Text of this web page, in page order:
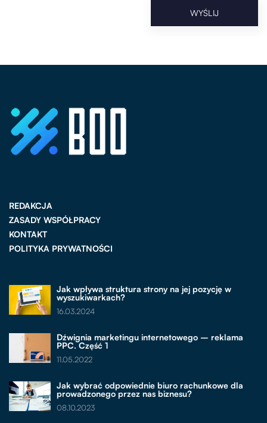
REDAKCJA
ZASADY WSPÓŁPRACY
KONTAKT
POLITYKA PRYWATNOŚCI
Jak wpływa struktura strony na jej pozycję w
wyszukiwarkach?
16.03.2024
Dźwignia marketingu internetowego – reklama
PPC. Część 1
11.05.2022
Jak wybrać odpowiednie biuro rachunkowe dla
prowadzonego przez nas biznesu?
08.10.2023